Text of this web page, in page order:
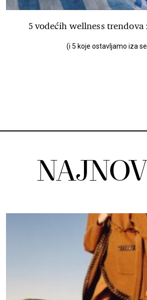
5 vodećih wellness trendova
(i 5 koje ostavljamo iza